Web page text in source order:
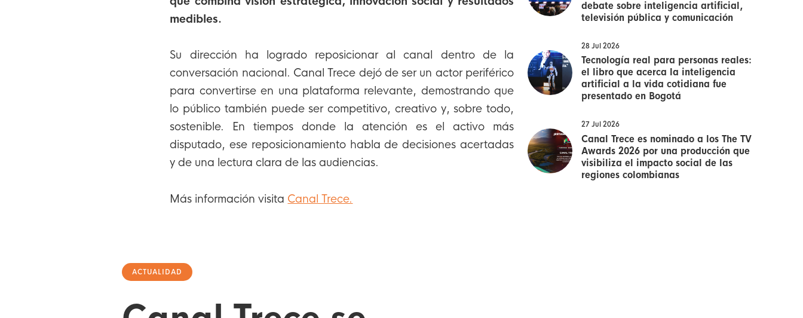
medibles.
Su dirección ha logrado reposicionar al canal dentro de la
conversación nacional. Canal Trece dejó de ser un actor periférico
para convertirse en una plataforma relevante, demostrando que
lo público también puede ser competitivo, creativo y, sobre todo,
sostenible. En tiempos donde la atención es el activo más
disputado, ese reposicionamiento habla de decisiones acertadas
y de una lectura clara de las audiencias.
Más información visita Canal Trece.
debate sobre inteligencia artificial,
televisión pública y comunicación
28 Jul 2026
Tecnología real para personas reales:
el libro que acerca la inteligencia
artificial a la vida cotidiana fue
presentado en Bogotá
27 Jul 2026
Canal Trece es nominado a los The TV
Awards 2026 por una producción que
visibiliza el impacto social de las
regiones colombianas
ACTUALIDAD